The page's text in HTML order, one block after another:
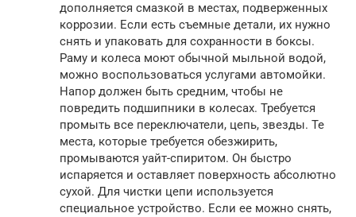
дополняется смазкой в местах, подверженных
коррозии. Если есть съемные детали, их нужно
снять и упаковать для сохранности в боксы.
Раму и колеса моют обычной мыльной водой,
можно воспользоваться услугами автомойки.
Напор должен быть средним, чтобы не
повредить подшипники в колесах. Требуется
промыть все переключатели, цепь, звезды. Те
места, которые требуется обезжирить,
промываются уайт-спиритом. Он быстро
испаряется и оставляет поверхность абсолютно
сухой. Для чистки цепи используется
специальное устройство. Если ее можно снять,